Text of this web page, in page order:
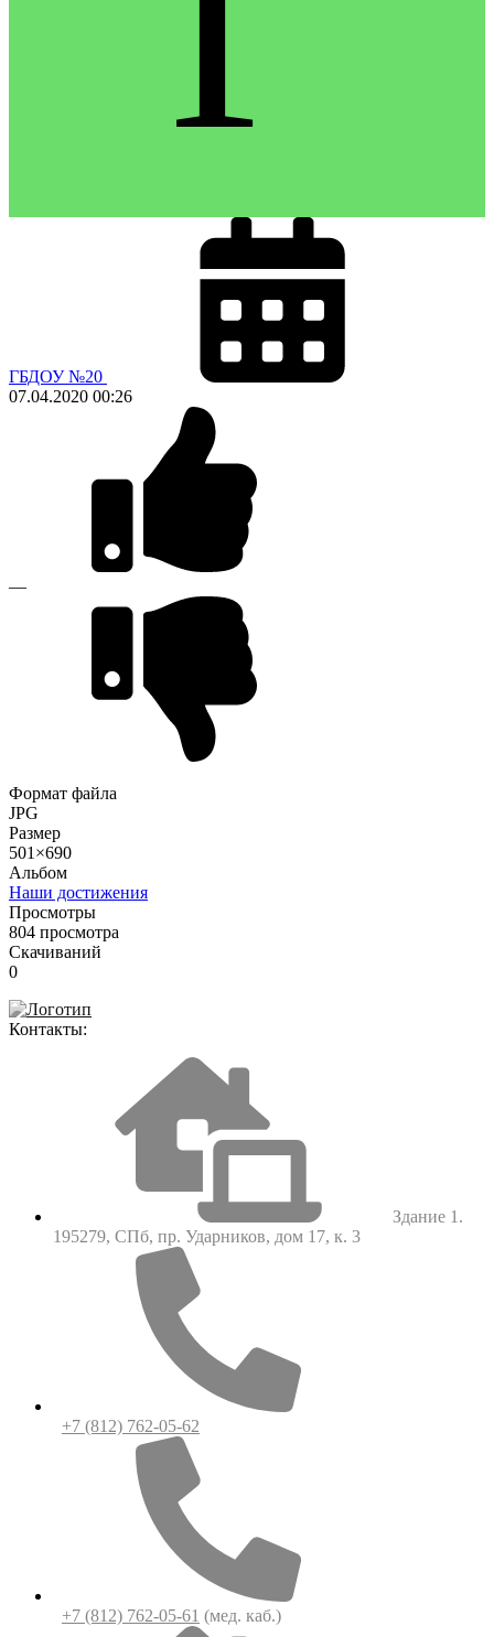
ГБДОУ №20
07.04.2020 00:26
—
Формат файла
JPG
Размер
501×690
Альбом
Наши достижения
Просмотры
804 просмотра
Скачиваний
0
Контакты:
Здание 1.
195279, СПб, пр. Ударников, дом 17, к. 3
+7 (812) 762-05-62
+7 (812) 762-05-61 (мед. каб.)